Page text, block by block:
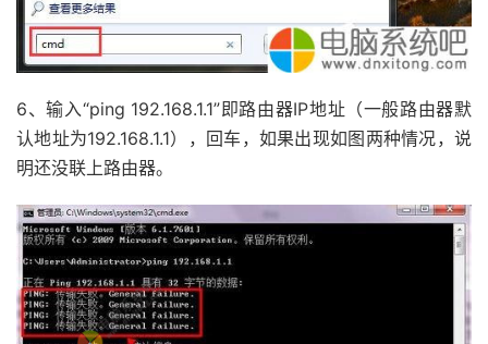
6、输入“ping 192.168.1.1”即路由器IP地址（一般路由器默
认地址为192.168.1.1），回车，如果出现如图两种情况，说
明还没联上路由器。